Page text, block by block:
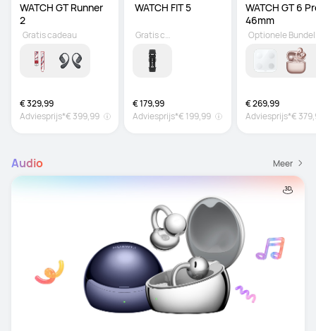
WATCH GT Runner
2
€ 329,99
Adviesprijs*€ 399,99
Gratis cadeau
WATCH FIT 5
€ 179,99
Adviesprijs*€ 199,99
Gratis cadeau
WATCH GT 6
46mm
€ 269,99
Adviesprijs*€
Optionele Bundel
Audio Meer